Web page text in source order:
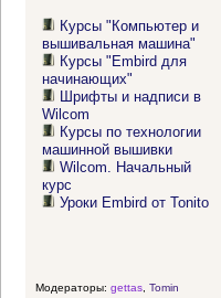
Курсы "Компьютер и
вышивальная машина"
Курсы "Embird для
начинающих"
Шрифты и надписи в
Wilcom
Курсы по технологии
машинной вышивки
Wilcom. Начальный
курс
Уроки Embird от Tonito
Модераторы: gettas, Tomin